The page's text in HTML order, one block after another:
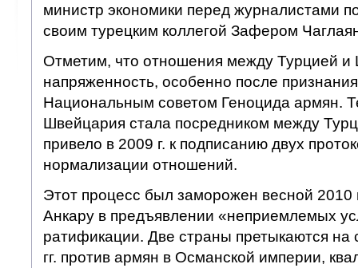
министр экономики перед журналистами
своим турецким коллегой Зафером
Отметим, что отношения между Турцией
напряженность, особенно после признания
Национальным советом Геноцида армян.
Швейцария стала посредником между
привело в 2009 г. к подписанию двух
нормализации отношений.
Этот процесс был заморожен весной 2010
Анкару в предъявлении «неприемлемых
ратификации. Две страны претыкаются на
гг. против армян в Османской империи,